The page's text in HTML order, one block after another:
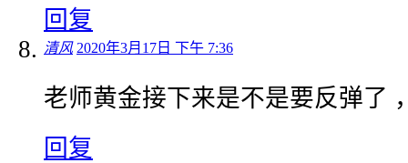
回复
清风 2020年3月17日 下午 7:36
老师黄金接下来是不是要反弹了
回复